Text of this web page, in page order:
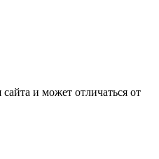
и может отличаться от